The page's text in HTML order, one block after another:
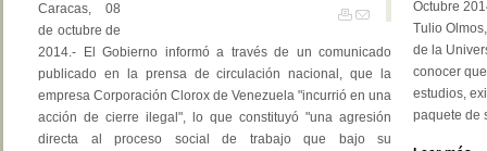
Caracas, 08
de octubre de
2014.- El Gobierno informó a través de un comunicado
publicado en la prensa de circulación nacional, que la
empresa Corporación Clorox de Venezuela "incurrió en una
acción de cierre ilegal", lo que constituyó "una agresión
directa al proceso social de trabajo que bajo su
Octubre
Tulio
de la
conocer
estudios,
paquete de